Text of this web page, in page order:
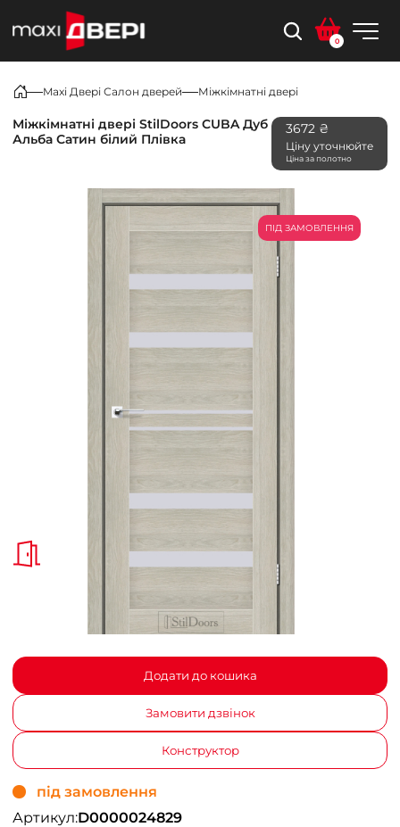
0
Maxi Двері Салон дверей Міжкімнатні двері
Міжкімнатні двері StilDoors CUBA Дуб
Альба Сатин білий Плівка
3672 ₴
Ціну уточнюйте
Ціна за полотно
ПІД ЗАМОВЛЕННЯ
Додати до кошика
Замовити дзвінок
Конструктор
під замовлення
Артикул:D0000024829